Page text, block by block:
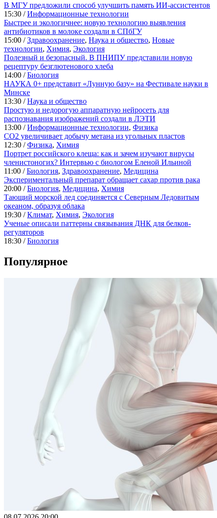
В МГУ предложили способ улучшить память ИИ-ассистентов
15:30 /Информационные технологии
Быстрее и экологичнее: новую технологию выявления
антибиотиков в молоке создали в СПбГУ
15:00 /Здравоохранение, Наука и общество, Новые
технологии, Химия, Экология
Полезный и безопасный. В ПНИПУ представили новую
рецептуру безглютенового хлеба
14:00 /Биология
НАУКА 0+ представит «Лунную базу» на Фестивале науки в
Минске
13:30 /Наука и общество
Простую и недорогую аппаратную нейросеть для
распознавания изображений создали в ЛЭТИ
13:00 /Информационные технологии, Физика
CO2 увеличивает добычу метана из угольных пластов
12:30 /Физика, Химия
Портрет российского клеща: как и зачем изучают вирусы
членистоногих? Интервью с биологом Еленой Ильиной
11:00 /Биология, Здравоохранение, Медицина
Экспериментальный препарат обращает сахар против рака
20:00 /Биология, Медицина, Химия
Тающий морской лед соединяется с Северным Ледовитым
океаном, образуя облака
19:30 /Климат, Химия, Экология
Ученые описали паттерны связывания ДНК для белков-
регуляторов
18:30 /Биология
Популярное